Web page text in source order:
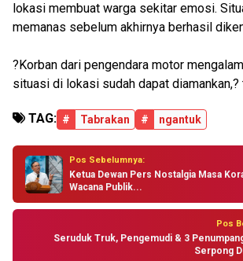
lokasi membuat warga sekitar emosi.
memanas sebelum akhirnya berhasil
?Korban dari pengendara motor
situasi di lokasi sudah dapat diamankan,?
TAG: # Tabrakan # ngantuk
Pos Sebelumnya:
Ketua Dewan Pers Nostalgia Masa
Wacana Publik...
Pos
Seruduk Truk, Pengemudi & 3
Serpong